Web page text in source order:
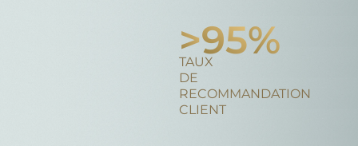
>95%
TAUX
DE
RECOMMANDATION
CLIENT